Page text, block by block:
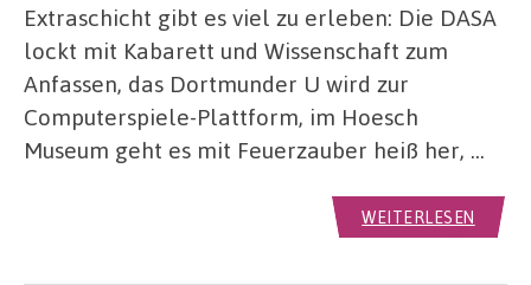
Extraschicht gibt es viel zu erleben: Die DASA
lockt mit Kabarett und Wissenschaft zum
Anfassen, das Dortmunder U wird zur
Computerspiele-Plattform, im Hoesch
Museum geht es mit Feuerzauber heiß her, …
WEITERLESEN